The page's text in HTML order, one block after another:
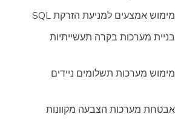
תקן איזו 27000 בניית מערכות בקרה תעשייתיות
תקן איזו 27000 מימוש מערכות תשלומים ניידים